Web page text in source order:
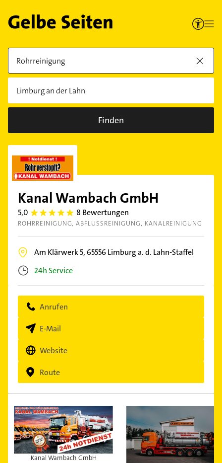
Finden
Kanal Wambach GmbH
5,0 5.0 8 Bewertungen
ROHRREINIGUNG ABFLUSSREINIGUNG KANALREINIGUNG
Am Klärwerk 5, 65556Limburg a. d. Lahn-Staffel
24h Service
Anrufen
E-Mail
Website
Route
Kanal Wambach GmbH